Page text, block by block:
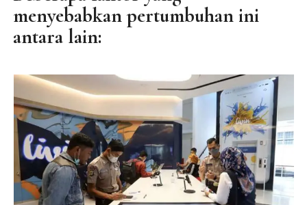
menyebabkan pertumbuhan ini
antara lain: